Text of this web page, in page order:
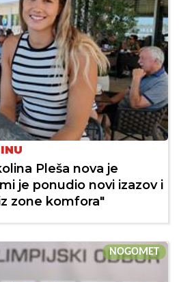
Pleša nova je
je ponudio novi izazov i
zone komfora"
NOGOMET